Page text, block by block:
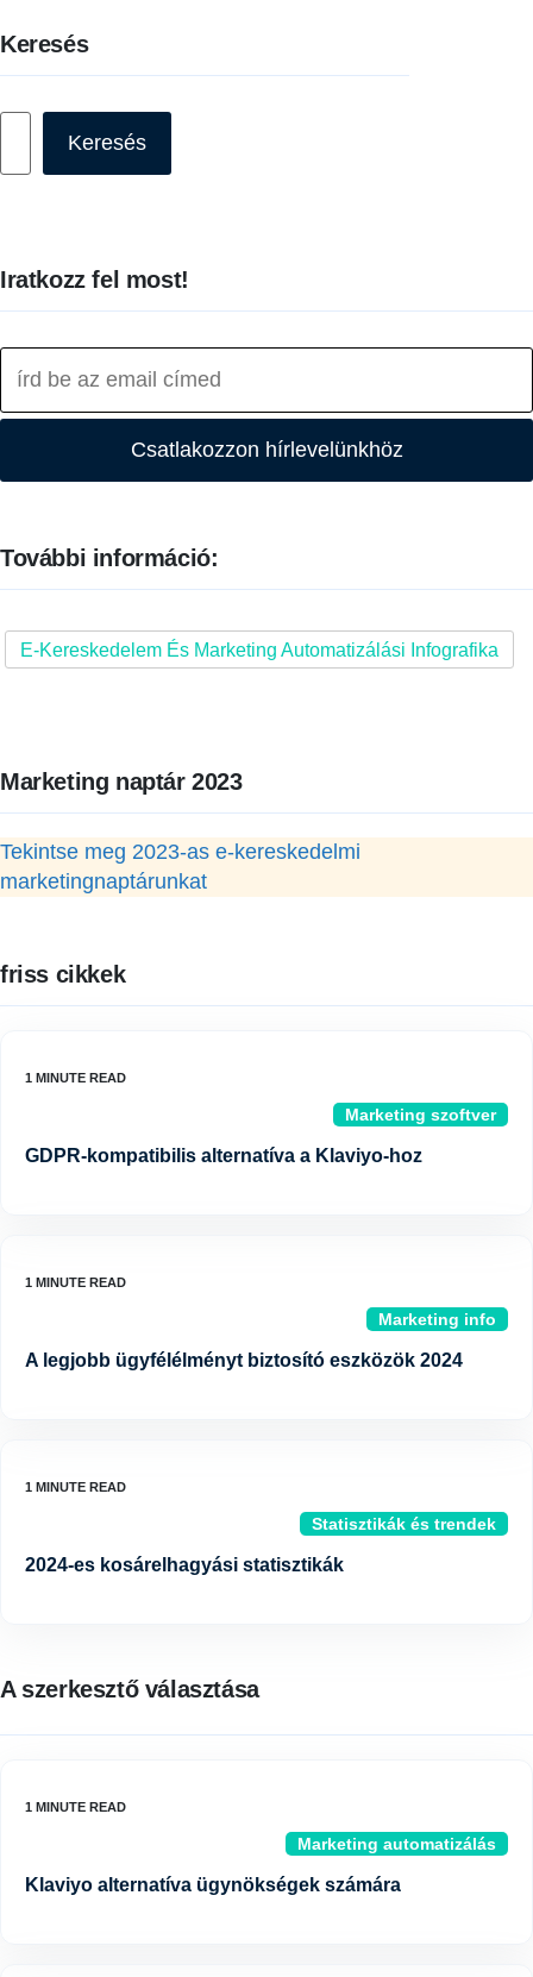
Keresés
Keresés
Iratkozz fel most!
Csatlakozzon hírlevelünkhöz
További információ:
E-Kereskedelem És Marketing Automatizálási Infografika
Marketing naptár 2023
Tekintse meg 2023-as e-kereskedelmi
marketingnaptárunkat
friss cikkek
Marketing szoftver
GDPR-kompatibilis alternatíva a Klaviyo-hoz
Marketing info
A legjobb ügyfélélményt biztosító eszközök 2024
Statisztikák és trendek
2024-es kosárelhagyási statisztikák
A szerkesztő választása
Marketing automatizálás
Klaviyo alternatíva ügynökségek számára